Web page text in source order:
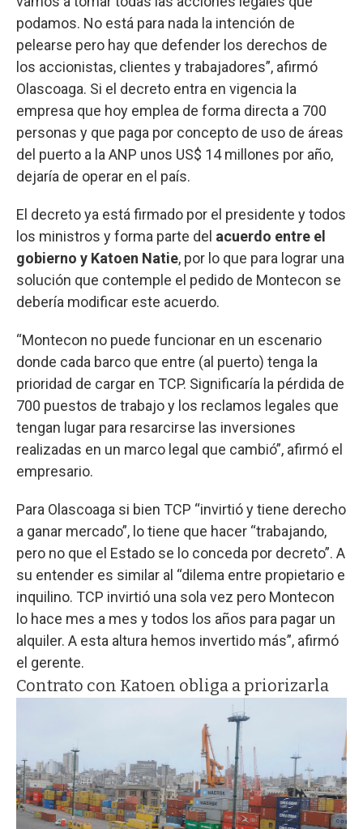
podamos. No está para nada la intención de
pelearse pero hay que defender los derechos de
los accionistas, clientes y trabajadores”, afirmó
Olascoaga. Si el decreto entra en vigencia la
empresa que hoy emplea de forma directa a 700
personas y que paga por concepto de uso de áreas
del puerto a la ANP unos US$ 14 millones por año,
dejaría de operar en el país.
El decreto ya está firmado por el presidente y todos
los ministros y forma parte del acuerdo entre el
gobierno y Katoen Natie, por lo que para lograr una
solución que contemple el pedido de Montecon se
debería modificar este acuerdo.
“Montecon no puede funcionar en un escenario
donde cada barco que entre (al puerto) tenga la
prioridad de cargar en TCP. Significaría la pérdida de
700 puestos de trabajo y los reclamos legales que
tengan lugar para resarcirse las inversiones
realizadas en un marco legal que cambió”, afirmó el
empresario.
Para Olascoaga si bien TCP “invirtió y tiene derecho
a ganar mercado”, lo tiene que hacer “trabajando,
pero no que el Estado se lo conceda por decreto”. A
su entender es similar al “dilema entre propietario e
inquilino. TCP invirtió una sola vez pero Montecon
lo hace mes a mes y todos los años para pagar un
alquiler. A esta altura hemos invertido más”, afirmó
el gerente.
Contrato con Katoen obliga a priorizarla